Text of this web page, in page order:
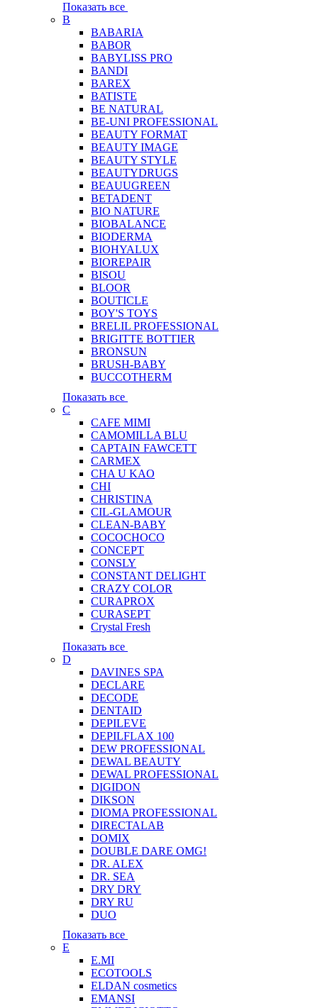
Показать все
B
BABARIA
BABOR
BABYLISS PRO
BANDI
BAREX
BATISTE
BE NATURAL
BE-UNI PROFESSIONAL
BEAUTY FORMAT
BEAUTY IMAGE
BEAUTY STYLE
BEAUTYDRUGS
BEAUUGREEN
BETADENT
BIO NATURE
BIOBALANCE
BIODERMA
BIOHYALUX
BIOREPAIR
BISOU
BLOOR
BOUTICLE
BOY'S TOYS
BRELIL PROFESSIONAL
BRIGITTE BOTTIER
BRONSUN
BRUSH-BABY
BUCCOTHERM
Показать все
C
CAFE MIMI
CAMOMILLA BLU
CAPTAIN FAWCETT
CARMEX
CHA U KAO
CHI
CHRISTINA
CIL-GLAMOUR
CLEAN-BABY
COCOCHOCO
CONCEPT
CONSLY
CONSTANT DELIGHT
CRAZY COLOR
CURAPROX
CURASEPT
Crystal Fresh
Показать все
D
DAVINES SPA
DECLARE
DECODE
DENTAID
DEPILEVE
DEPILFLAX 100
DEW PROFESSIONAL
DEWAL BEAUTY
DEWAL PROFESSIONAL
DIGIDON
DIKSON
DIOMA PROFESSIONAL
DIRECTALAB
DOMIX
DOUBLE DARE OMG!
DR. ALEX
DR. SEA
DRY DRY
DRY RU
DUO
Показать все
E
E.MI
ECOTOOLS
ELDAN cosmetics
EMANSI